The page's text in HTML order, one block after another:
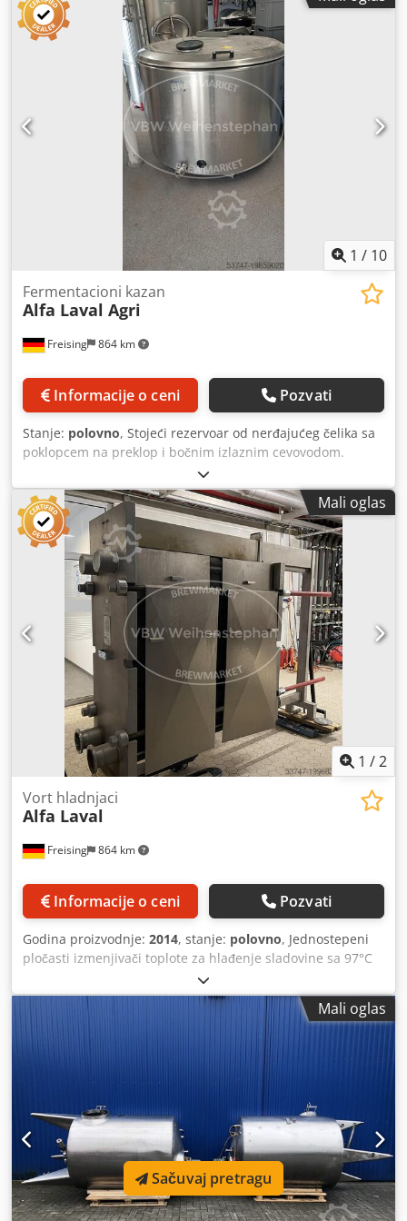
ram AluZinc, kućište jak i izdržljiv lim, RAL premazan
puderom 9002. • Hinged drip poslužavnik i bočne navlake
za laku instalaciju i održavanje. • Dovoljno prostora za
montažu ventila za proširenje unutar kućišta. • Montažne
zagrade omogućavaju postavljanje plafona utroška. •
Uklopljen sa schräder ventilom na usisnu vezu u svrhu
testiranja. • Napumpani sistem dostupan na zahtev. •
Stikeri indi [...] Csdpjg N Db Hefx An Isrf
1 / 10
Freising 864 km
Fermentacioni kazan
Alfa Laval Agri
Informacije o ceni Pozvati
Stanje: polovno, Stojeći rezervoar od nerđajućeg čelika sa
poklopcem na preklop i bočnim izlaznim cevovodom.
Mašina (dodatak): stojeći rezervoar od nerđajućeg čelika.
Bruto zapremina: 1055 l. Dužina: 1,40 m. Širina: 1,40 m.
Visina: 1,30 m. Materijal: nerđajući čelik. Položaj: stojeći.
Oprema: poklopac na preklop, bočni izlaz. Credpfxsw
Tbwpe An Iof
Mali oglas
1 /2
Freising 864 km
Vort hladnjaci
Alfa Laval
Informacije o ceni Pozvati
Godina proizvodnje: 2014, stanje: polovno, Jednostepeni
pločasti izmenjivači toplote za hlađenje sladovine sa 97°C
na 22°C, uz zagrevanje pivske vode sa 15°C na 85°C. Protok
sladovine: 1200 hl/h, protok vode: 1269 hl/h. Mašina
(dodatak): 2 komada pločastih izmenjivača toplote Crodpfx
Ajxbpn Den Isf Kapacitet: 1200 hl/h, jednostepeni za
sladovinu 15°Plato / voda Površina prenosa toplote: 260 m²
nerđajući čelik legura 316 (= 1.4401), debljina zida 0,5 mm,
zaptivni materijal NBRP Težina: 2448 kg
Mali oglas
Sačuvaj pretragu